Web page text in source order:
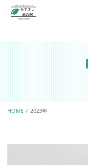
当院につい
HOME 2023年